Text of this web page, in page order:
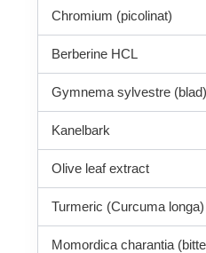
Chromium (picolinat)
Berberine HCL
Gymnema sylvestre (blad)
Kanelbark
Olive leaf extract
Turmeric (Curcuma longa)
Momordica charantia